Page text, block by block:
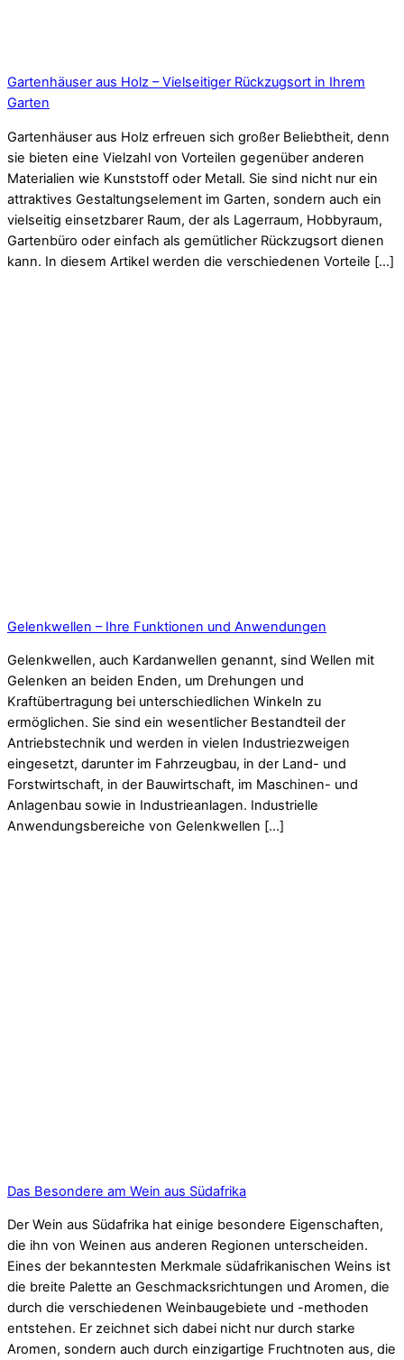
Gartenhäuser aus Holz – Vielseitiger Rückzugsort in Ihrem
Garten
Gartenhäuser aus Holz erfreuen sich großer Beliebtheit, denn
sie bieten eine Vielzahl von Vorteilen gegenüber anderen
Materialien wie Kunststoff oder Metall. Sie sind nicht nur ein
attraktives Gestaltungselement im Garten, sondern auch ein
vielseitig einsetzbarer Raum, der als Lagerraum, Hobbyraum,
Gartenbüro oder einfach als gemütlicher Rückzugsort dienen
kann. In diesem Artikel werden die verschiedenen Vorteile […]
Gelenkwellen – Ihre Funktionen und Anwendungen
Gelenkwellen, auch Kardanwellen genannt, sind Wellen mit
Gelenken an beiden Enden, um Drehungen und
Kraftübertragung bei unterschiedlichen Winkeln zu
ermöglichen. Sie sind ein wesentlicher Bestandteil der
Antriebstechnik und werden in vielen Industriezweigen
eingesetzt, darunter im Fahrzeugbau, in der Land- und
Forstwirtschaft, in der Bauwirtschaft, im Maschinen- und
Anlagenbau sowie in Industrieanlagen. Industrielle
Anwendungsbereiche von Gelenkwellen […]
Das Besondere am Wein aus Südafrika
Der Wein aus Südafrika hat einige besondere Eigenschaften,
die ihn von Weinen aus anderen Regionen unterscheiden.
Eines der bekanntesten Merkmale südafrikanischen Weins ist
die breite Palette an Geschmacksrichtungen und Aromen, die
durch die verschiedenen Weinbaugebiete und -methoden
entstehen. Er zeichnet sich dabei nicht nur durch starke
Aromen, sondern auch durch einzigartige Fruchtnoten aus, die